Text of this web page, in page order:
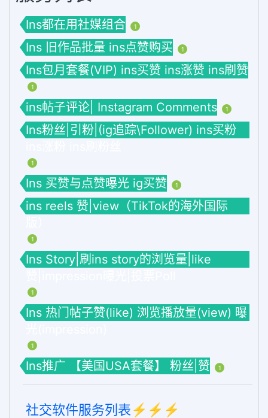
Ins都在用社媒组合 1
Ins 旧作品批量 ins点赞购买 1
Ins包月套餐(VIP) ins买赞 ins涨赞 ins刷赞
1
ins帖子评论| Instagram Comments 1
Ins粉丝|引粉|(ig追踪\Follower) ins买粉
1
Ins 买赞与点赞曝光 ig买赞 1
ins reels 赞|view（TikTok的海外国际
1
Ins Story|刷ins story的浏览量|like
1
Ins 热门帖子赞(like) 浏览播放量(view) 曝
1
Ins推广 【美国USA套餐】 粉丝|赞 1
社交软件服务列表⚡️⚡️⚡️